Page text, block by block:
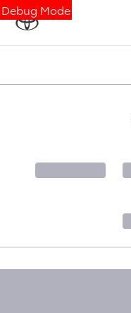
Debug Mode